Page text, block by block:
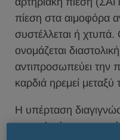
πίεση στα αιμοφόρα
συστέλλεται ή
ονομάζεται
αντιπροσωπεύει την
καρδιά ηρεμεί
Η υπέρταση
συστολικής